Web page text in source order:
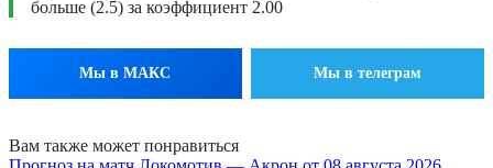
больше (2.5) за коэффициент 2.00
Мы в МАКС Мы в телеграм
Вам также может понравиться